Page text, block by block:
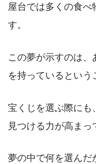
屋台では多くの食べ
す。
この夢が示すのは
を持っているという
宝くじを選ぶ際にも
見つける力が高まっ
夢の中で何を選んだ